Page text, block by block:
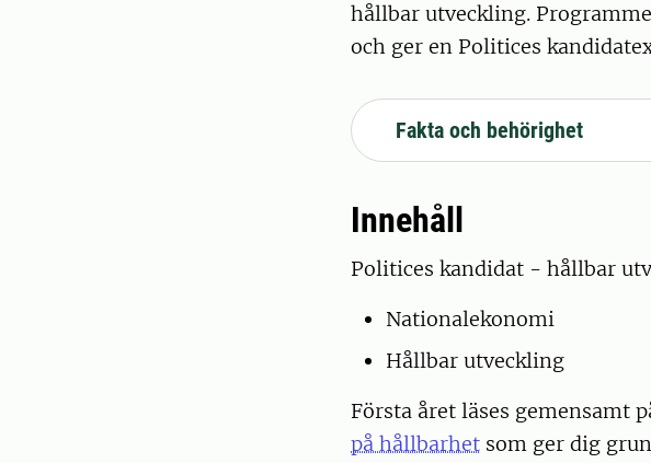
hållbar utveckling.
och ger en Politices
Fakta och behörighet
Innehåll
Politices kandidat - hållbar
Nationalekonomi
Hållbar utveckling
Första året läses gemensamt
på hållbarhet som ger dig